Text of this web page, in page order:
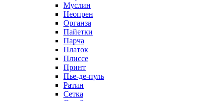
Муслин
Неопрен
Органза
Пайетки
Парча
Платок
Плиссе
Принт
Пье-де-пуль
Ратин
Сетка